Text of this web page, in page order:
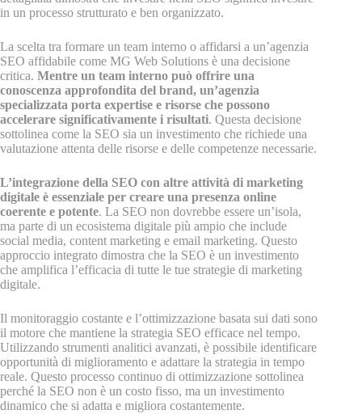
in un processo strutturato e ben organizzato.
La scelta tra formare un team interno o affidarsi a un’agenzia
SEO affidabile come MG Web Solutions è una decisione
critica. Mentre un team interno può offrire una
conoscenza approfondita del brand, un’agenzia
specializzata porta expertise e risorse che possono
accelerare significativamente i risultati. Questa decisione
sottolinea come la SEO sia un investimento che richiede una
valutazione attenta delle risorse e delle competenze necessarie.
L’integrazione della SEO con altre attività di marketing
digitale è essenziale per creare una presenza online
coerente e potente. La SEO non dovrebbe essere un’isola,
ma parte di un ecosistema digitale più ampio che include
social media, content marketing e email marketing. Questo
approccio integrato dimostra che la SEO è un investimento
che amplifica l’efficacia di tutte le tue strategie di marketing
digitale.
Il monitoraggio costante e l’ottimizzazione basata sui dati sono
il motore che mantiene la strategia SEO efficace nel tempo.
Utilizzando strumenti analitici avanzati, è possibile identificare
opportunità di miglioramento e adattare la strategia in tempo
reale. Questo processo continuo di ottimizzazione sottolinea
perché la SEO non è un costo fisso, ma un investimento
dinamico che si adatta e migliora costantemente.